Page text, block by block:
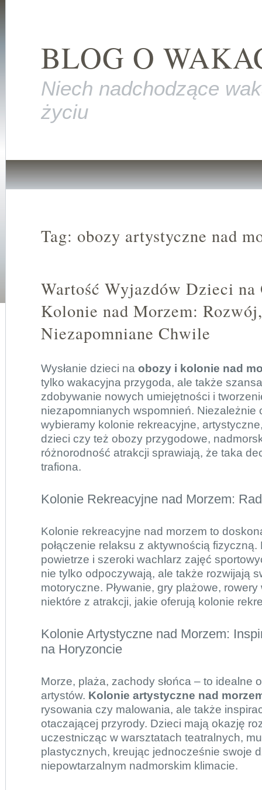
BLOG O
Niech nadchodzące
życiu
Tag: obozy artystyczne nad
Wartość Wyjazdów Dzieci na
Kolonie nad Morzem:
Niezapomniane Chwile
Wysłanie dzieci na obozy i kolonie nad
tylko wakacyjna przygoda, ale także
zdobywanie nowych umiejętności i
niezapomnianych wspomnień. Niezależnie
wybieramy kolonie rekreacyjne,
dzieci czy też obozy przygodowe,
różnorodność atrakcji sprawiają, że taka
trafiona.
Kolonie Rekreacyjne nad Morzem:
Kolonie rekreacyjne nad morzem to
połączenie relaksu z aktywnością
powietrze i szeroki wachlarz zajęć
nie tylko odpoczywają, ale także rozwijają
motoryczne. Pływanie, gry plażowe,
niektóre z atrakcji, jakie oferują kolonie
Kolonie Artystyczne nad Morzem:
na Horyzoncie
Morze, plaża, zachody słońca – to idealne
artystów. Kolonie artystyczne nad
rysowania czy malowania, ale także
otaczającej przyrody. Dzieci mają okazję
uczestnicząc w warsztatach teatralnych,
plastycznych, kreując jednocześnie swoje
niepowtarzalnym nadmorskim klimacie.